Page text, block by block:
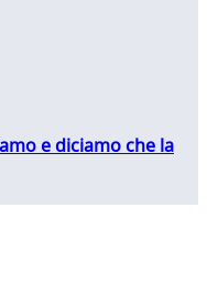
e diciamo che la